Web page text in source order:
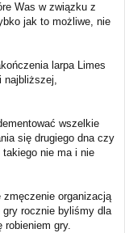
Was w związku z
jak to możliwe, nie
larpa Limes
najbliższej,
wszelkie
się drugiego dna czy
nie ma i nie
organizacją
gry rocznie byliśmy dla
gry.